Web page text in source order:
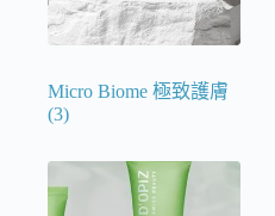
Micro Biome 極致護膚
(3)